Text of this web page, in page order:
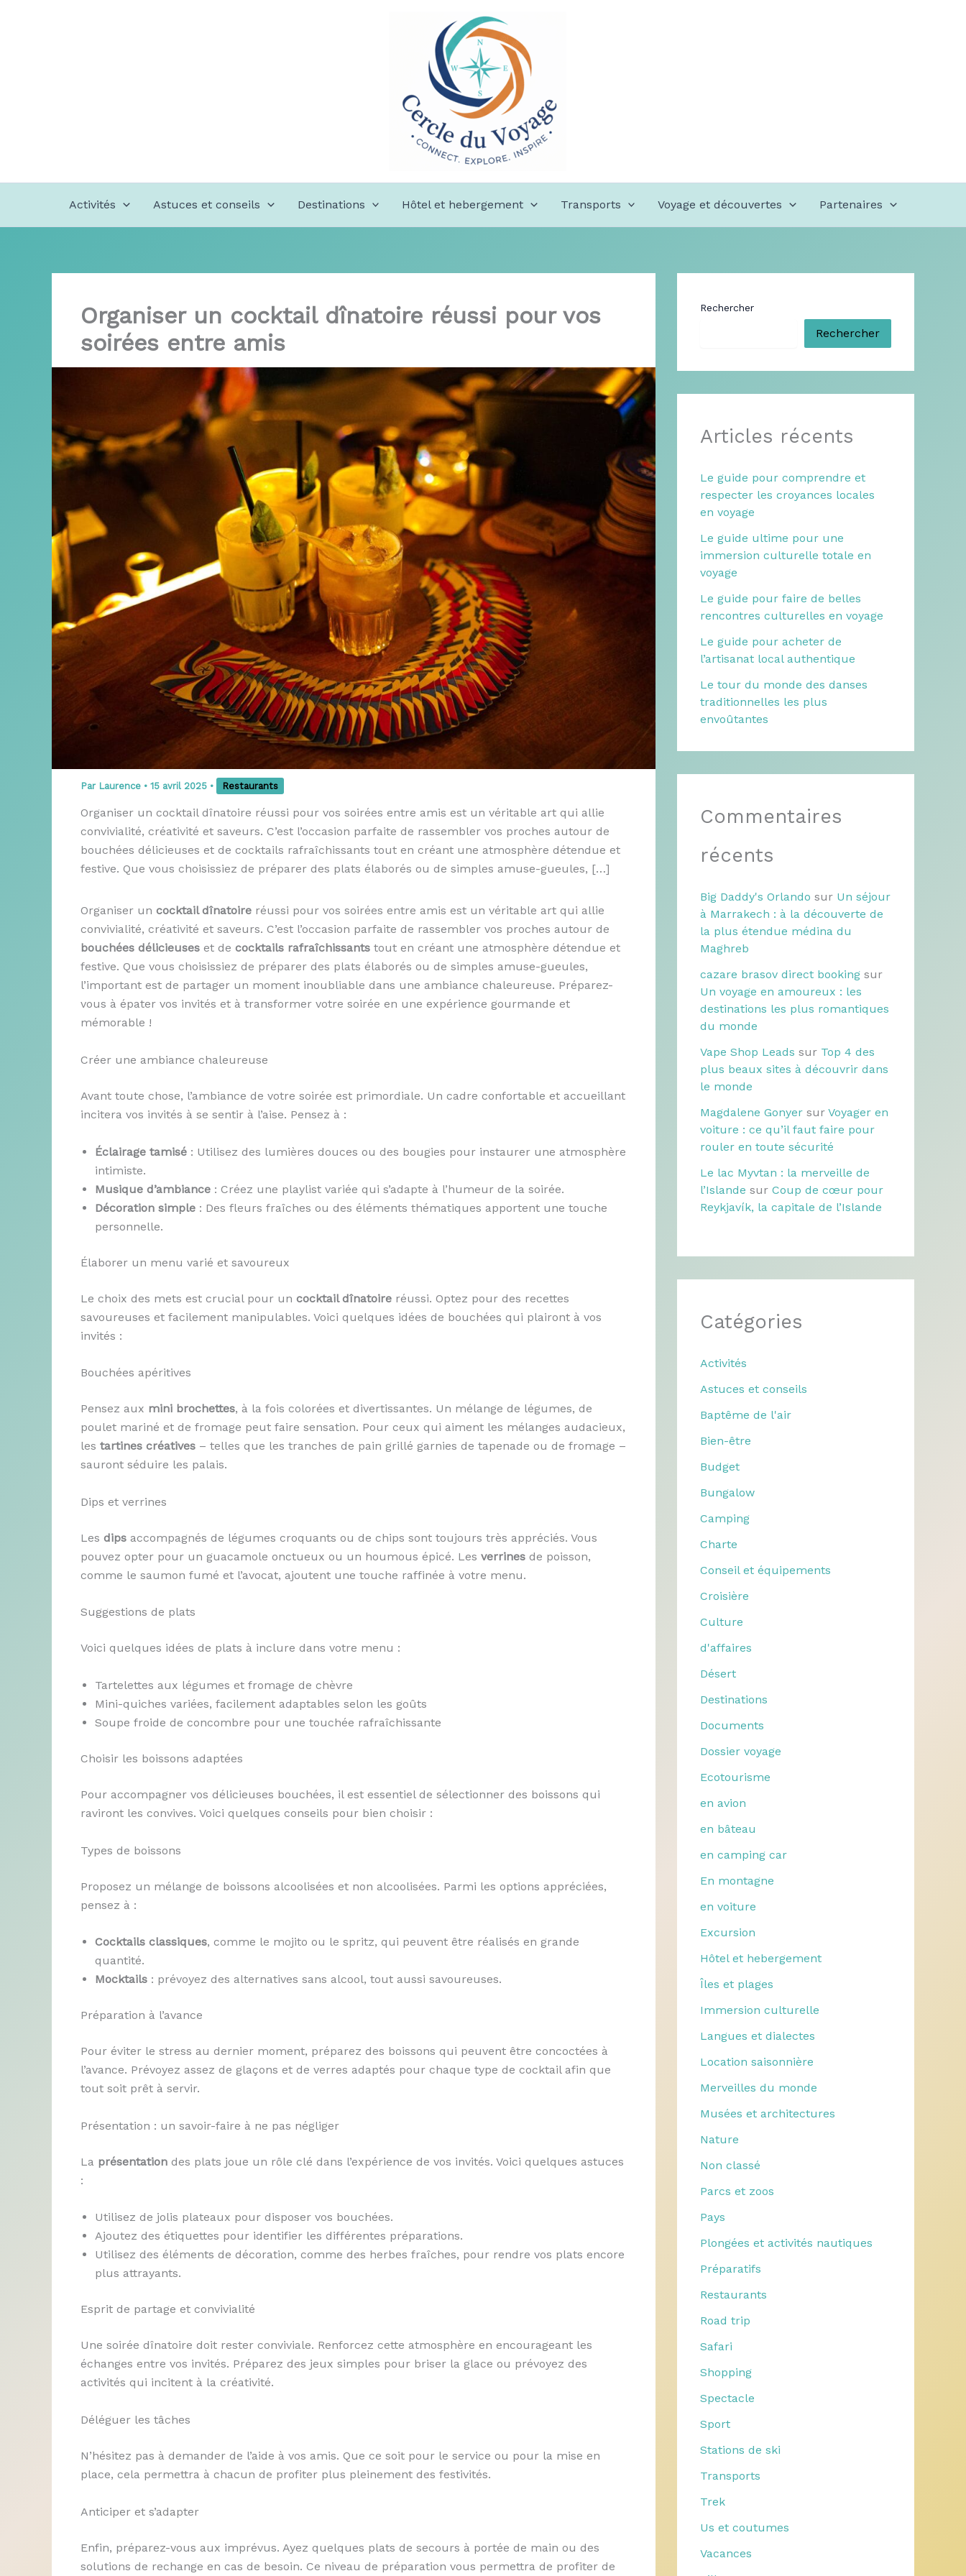
Activités Astuces et conseils Destinations Hôtel et hebergement Transports Voyage et découvertes Partenaires
Organiser un cocktail dînatoire réussi pour vos
soirées entre amis
Par Laurence • 15 avril 2025 • Restaurants
Organiser un cocktail dînatoire réussi pour vos soirées entre amis est un véritable art qui allie
convivialité, créativité et saveurs. C’est l’occasion parfaite de rassembler vos proches autour de
bouchées délicieuses et de cocktails rafraîchissants tout en créant une atmosphère détendue et
festive. Que vous choisissiez de préparer des plats élaborés ou de simples amuse-gueules, […]
Organiser un cocktail dînatoire réussi pour vos soirées entre amis est un véritable art qui allie
convivialité, créativité et saveurs. C’est l’occasion parfaite de rassembler vos proches autour de
bouchées délicieuses et de cocktails rafraîchissants tout en créant une atmosphère détendue et
festive. Que vous choisissiez de préparer des plats élaborés ou de simples amuse-gueules,
l’important est de partager un moment inoubliable dans une ambiance chaleureuse. Préparez-
vous à épater vos invités et à transformer votre soirée en une expérience gourmande et
mémorable !
Créer une ambiance chaleureuse
Avant toute chose, l’ambiance de votre soirée est primordiale. Un cadre confortable et accueillant
incitera vos invités à se sentir à l’aise. Pensez à :
Éclairage tamisé : Utilisez des lumières douces ou des bougies pour instaurer une atmosphère
intimiste.
Musique d’ambiance : Créez une playlist variée qui s’adapte à l’humeur de la soirée.
Décoration simple : Des fleurs fraîches ou des éléments thématiques apportent une touche
personnelle.
Élaborer un menu varié et savoureux
Le choix des mets est crucial pour un cocktail dînatoire réussi. Optez pour des recettes
savoureuses et facilement manipulables. Voici quelques idées de bouchées qui plairont à vos
invités :
Bouchées apéritives
Pensez aux mini brochettes, à la fois colorées et divertissantes. Un mélange de légumes, de
poulet mariné et de fromage peut faire sensation. Pour ceux qui aiment les mélanges audacieux,
les tartines créatives – telles que les tranches de pain grillé garnies de tapenade ou de fromage –
sauront séduire les palais.
Dips et verrines
Les dips accompagnés de légumes croquants ou de chips sont toujours très appréciés. Vous
pouvez opter pour un guacamole onctueux ou un houmous épicé. Les verrines de poisson,
comme le saumon fumé et l’avocat, ajoutent une touche raffinée à votre menu.
Suggestions de plats
Voici quelques idées de plats à inclure dans votre menu :
Tartelettes aux légumes et fromage de chèvre
Mini-quiches variées, facilement adaptables selon les goûts
Soupe froide de concombre pour une touchée rafraîchissante
Choisir les boissons adaptées
Pour accompagner vos délicieuses bouchées, il est essentiel de sélectionner des boissons qui
raviront les convives. Voici quelques conseils pour bien choisir :
Types de boissons
Proposez un mélange de boissons alcoolisées et non alcoolisées. Parmi les options appréciées,
pensez à :
Cocktails classiques, comme le mojito ou le spritz, qui peuvent être réalisés en grande
quantité.
Mocktails : prévoyez des alternatives sans alcool, tout aussi savoureuses.
Préparation à l’avance
Pour éviter le stress au dernier moment, préparez des boissons qui peuvent être concoctées à
l’avance. Prévoyez assez de glaçons et de verres adaptés pour chaque type de cocktail afin que
tout soit prêt à servir.
Présentation : un savoir-faire à ne pas négliger
La présentation des plats joue un rôle clé dans l’expérience de vos invités. Voici quelques astuces
:
Utilisez de jolis plateaux pour disposer vos bouchées.
Ajoutez des étiquettes pour identifier les différentes préparations.
Utilisez des éléments de décoration, comme des herbes fraîches, pour rendre vos plats encore
plus attrayants.
Esprit de partage et convivialité
Une soirée dînatoire doit rester conviviale. Renforcez cette atmosphère en encourageant les
échanges entre vos invités. Préparez des jeux simples pour briser la glace ou prévoyez des
activités qui incitent à la créativité.
Déléguer les tâches
N’hésitez pas à demander de l’aide à vos amis. Que ce soit pour le service ou pour la mise en
place, cela permettra à chacun de profiter plus pleinement des festivités.
Anticiper et s’adapter
Enfin, préparez-vous aux imprévus. Ayez quelques plats de secours à portée de main ou des
solutions de rechange en cas de besoin. Ce niveau de préparation vous permettra de profiter de
Rechercher
Rechercher
Articles récents
Le guide pour comprendre et
respecter les croyances locales
en voyage
Le guide ultime pour une
immersion culturelle totale en
voyage
Le guide pour faire de belles
rencontres culturelles en voyage
Le guide pour acheter de
l’artisanat local authentique
Le tour du monde des danses
traditionnelles les plus
envoûtantes
Commentaires
récents
Big Daddy's Orlando sur Un séjour
à Marrakech : à la découverte de
la plus étendue médina du
Maghreb
cazare brasov direct booking sur
Un voyage en amoureux : les
destinations les plus romantiques
du monde
Vape Shop Leads sur Top 4 des
plus beaux sites à découvrir dans
le monde
Magdalene Gonyer sur Voyager en
voiture : ce qu’il faut faire pour
rouler en toute sécurité
Le lac Myvtan : la merveille de
l’Islande sur Coup de cœur pour
Reykjavík, la capitale de l’Islande
Catégories
Activités
Astuces et conseils
Baptême de l'air
Bien-être
Budget
Bungalow
Camping
Charte
Conseil et équipements
Croisière
Culture
d'affaires
Désert
Destinations
Documents
Dossier voyage
Ecotourisme
en avion
en bâteau
en camping car
En montagne
en voiture
Excursion
Hôtel et hebergement
Îles et plages
Immersion culturelle
Langues et dialectes
Location saisonnière
Merveilles du monde
Musées et architectures
Nature
Non classé
Parcs et zoos
Pays
Plongées et activités nautiques
Préparatifs
Restaurants
Road trip
Safari
Shopping
Spectacle
Sport
Stations de ski
Transports
Trek
Us et coutumes
Vacances